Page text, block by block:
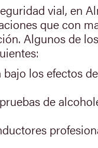
vial, en
que con
Algunos de
los efectos
de